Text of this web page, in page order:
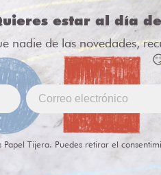
estar al día
nadie de las novedades,
Tijera. Puedes retirar el